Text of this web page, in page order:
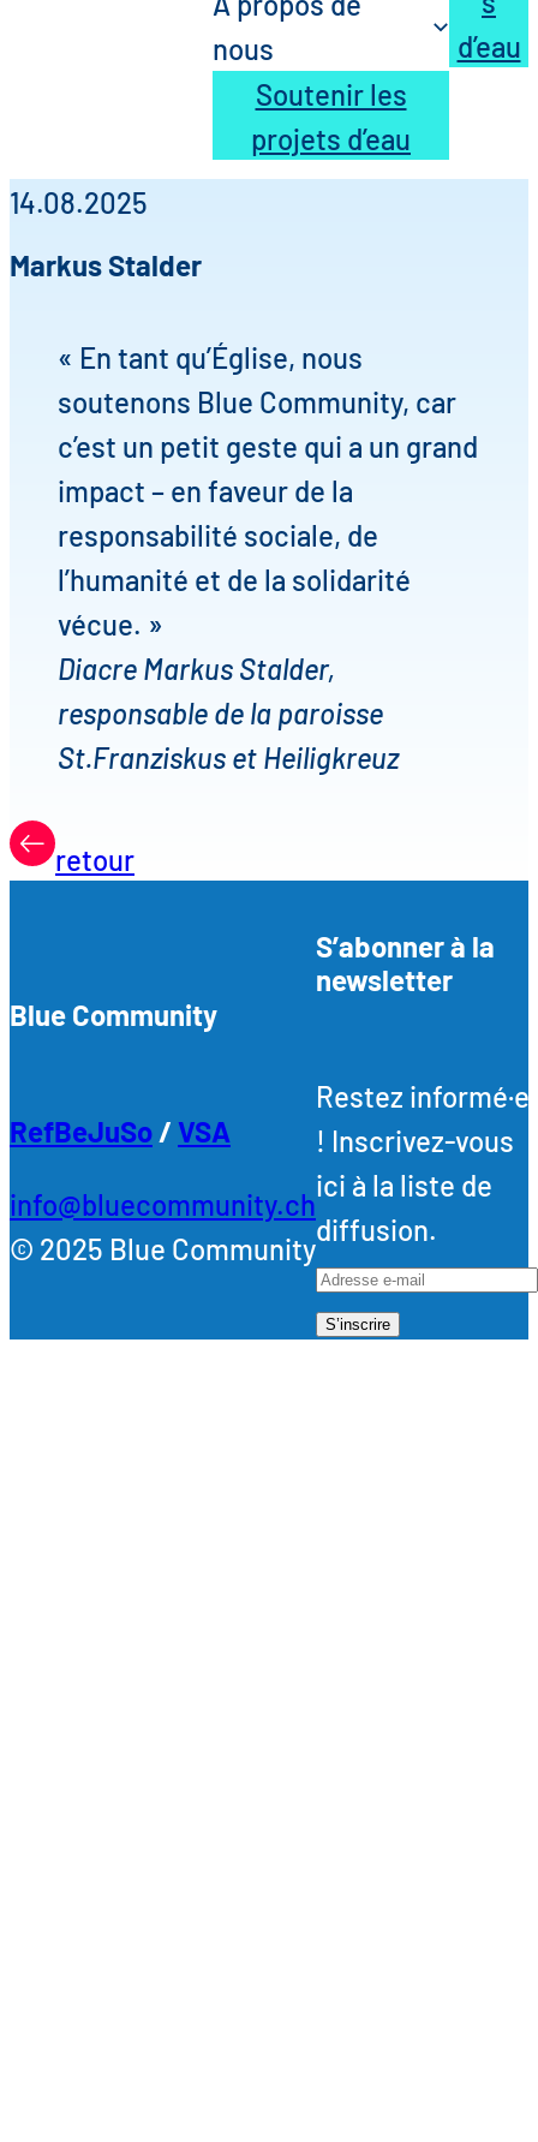
nous
Soutenir les
projets d’eau
d’eau
14.08.2025
Markus Stalder
« En tant qu’Église, nous
soutenons Blue Community, car
c’est un petit geste qui a un grand
impact – en faveur de la
responsabilité sociale, de
l’humanité et de la solidarité
vécue. »
Diacre Markus Stalder,
responsable de la paroisse
St.Franziskus et Heiligkreuz
retour
Blue Community
RefBeJuSo/VSA
info@bluecommunity.ch
© 2025 Blue Community
S’abonner à la
newsletter
Restez informé·e
! Inscrivez-vous
ici à la liste de
diffusion.